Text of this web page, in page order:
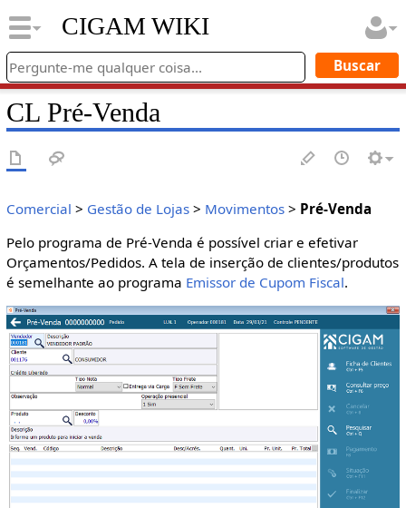
CIGAM WIKI
CL Pré-Venda
Comercial > Gestão de Lojas> Movimentos> Pré-Venda
Pelo programa de Pré-Venda é possível criar e efetivar
Orçamentos/Pedidos. A tela de inserção de clientes/produtos
é semelhante ao programa Emissor de Cupom Fiscal.